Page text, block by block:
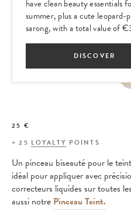
25 €
+25 LOYALTY POINTS
Un pinceau biseauté pour le
idéal pour appliquer avec
correcteurs liquides sur toutes
aussi notre Pinceau Teint.
have clean beauty essentials
summer, plus a cute leopard-
sarong, with a total value of
DISCOVER